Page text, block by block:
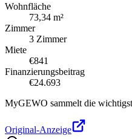
Wohnfläche
73,34 m²
Zimmer
3 Zimmer
Miete
€841
Finanzierungsbeitrag
€24.693
MyGEWO sammelt die
Original-Anzeige